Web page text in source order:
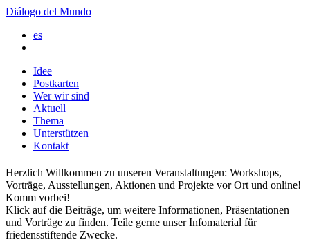
Diálogo del Mundo
es
Idee
Postkarten
Wer wir sind
Aktuell
Thema
Unterstützen
Kontakt
Herzlich Willkommen zu unseren Veranstaltungen: Workshops,
Vorträge, Ausstellungen, Aktionen und Projekte vor Ort und online!
Komm vorbei!
Klick auf die Beiträge, um weitere Informationen, Präsentationen
und Vorträge zu finden. Teile gerne unser Infomaterial für
friedensstiftende Zwecke.